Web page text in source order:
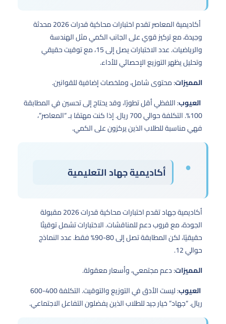
أكاديمية المعاصر تقدم اختبارات محاكية قدرات 2026 محدثة
وجيدة، مع تركيز قوي على الجانب الكمي مثل الهندسة
والرياضيات. عدد الاختبارات يصل إلى 15، مع توقيت حقيقي
وتحليل يظهر التوزيع الإحصائي للأداء.
المميزات: محتوى شامل، وملخصات إضافية للقوانين.
العيوب: اللفظي أقل تطورًا، وقد يحتاج إلى تحسين في المطابقة
100%. التكلفة حوالي 700 ريال. إذا كنت مهتمًا بـ “المعاصر”،
فهي مناسبة للطلاب الذين يركزون على الكمي.
أكاديمية جهاد التعليمية
أكاديمية جهاد تقدم اختبارات محاكية قدرات 2026 مقبولة
الجودة، مع قروب دعم للمناقشات. الاختبارات تشمل توقيتًا
حقيقيًا، لكن المطابقة تصل إلى 80-90% فقط. عدد النماذج
حوالي 12.
المميزات: دعم مجتمعي، وأسعار معقولة.
العيوب
: ليست الأدق في التوزيع والتوقيت. التكلفة 400-600
ريال. “جهاد” خيار جيد للطلاب الذين يفضلون التفاعل الاجتماعي.